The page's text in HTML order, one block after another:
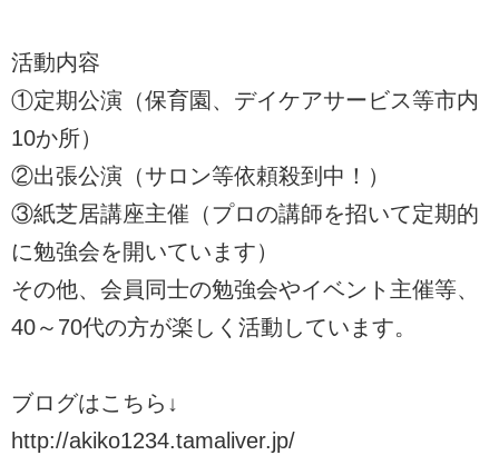
活動内容
①定期公演（保育園、デイケアサービス等市内
10か所）
②出張公演（サロン等依頼殺到中！）
③紙芝居講座主催（プロの講師を招いて定期的
に勉強会を開いています）
その他、会員同士の勉強会やイベント主催等、
40～70代の方が楽しく活動しています。
ブログはこちら↓
http://akiko1234.tamaliver.jp/